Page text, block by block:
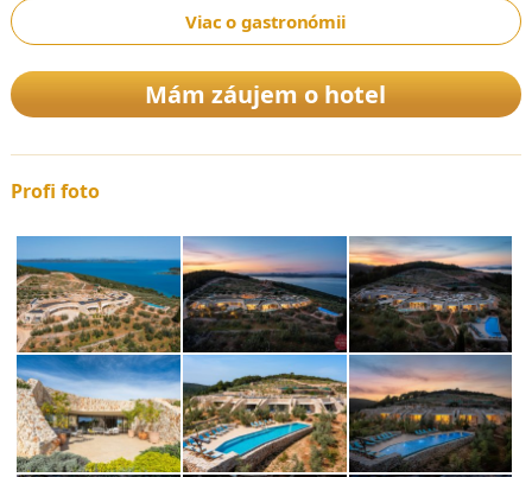
Viac o gastronómii
Mám záujem o hotel
Profi foto